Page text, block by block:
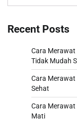
for:
Recent Posts
Cara Merawat
Tidak Mudah
Cara Merawat
Sehat
Cara Merawat
Mati